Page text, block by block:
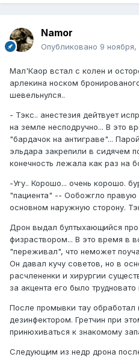
Namor
Опубликовано 9 ноября,
Мал'Каор встал с колен и
арлекина носком
шевельнулся..
- Тэкс.. анестезия дейтвует
на земле несподручно... В это
"бардачок на антиграве"...
эльдара закрепили в сидячем
конечность лежала как раз на
-Угу.. Корошо... очень корошо.
"пациента" -- Ообожгло правую
основном наружную сторону.
Дрон выдал бултыхающийся
физраствором... В это время в
"переживал", что неможет
Он давал кучу советов, но в
расчлененки и хирургии
за акцента его было трудновато
После промывки тау обработал
дезинфектором. Гретчин при
принюхиваться к знакомому
Следующим из недр дрона